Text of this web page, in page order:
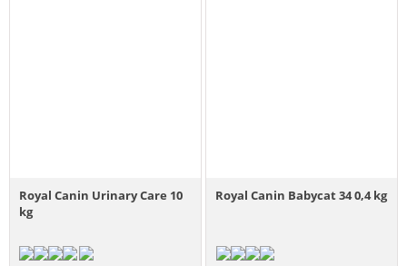
Royal Canin Urinary Care 10
kg
Royal Canin Babycat 34 0,4 kg